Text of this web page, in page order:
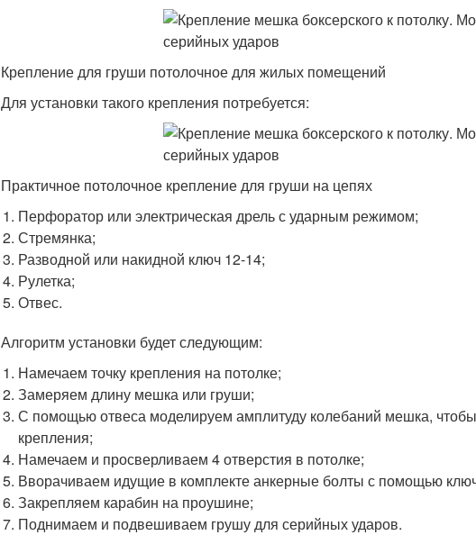
Крепление для груши потолочное для жилых помещений
Для установки такого крепления потребуется:
Практичное потолочное крепление для груши на цепях
Перфоратор или электрическая дрель с ударным режимом;
Стремянка;
Разводной или накидной ключ 12-14;
Рулетка;
Отвес.
Алгоритм установки будет следующим:
Намечаем точку крепления на потолке;
Замеряем длину мешка или груши;
С помощью отвеса моделируем амплитуду колебаний мешка,
крепления;
Намечаем и просверливаем 4 отверстия в потолке;
Вворачиваем идущие в комплекте анкерные болты с помощью
Закрепляем карабин на проушине;
Поднимаем и подвешиваем грушу для серийных ударов.